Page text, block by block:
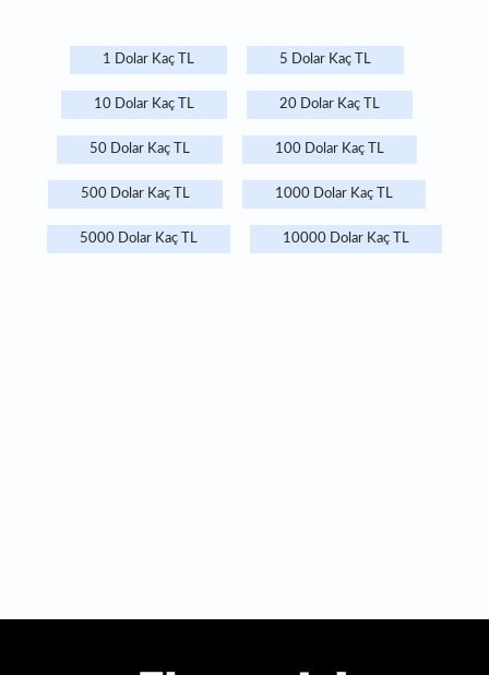
1 Dolar Kaç TL 5 Dolar Kaç TL
10 Dolar Kaç TL 20 Dolar Kaç TL
50 Dolar Kaç TL 100 Dolar Kaç TL
500 Dolar Kaç TL 1000 Dolar Kaç TL
5000 Dolar Kaç TL 10000 Dolar Kaç TL